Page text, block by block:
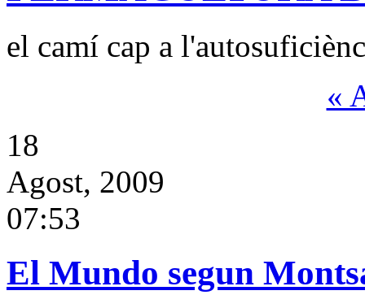
el camí cap a
«
18
Agost, 2009
07:53
El Mundo segun